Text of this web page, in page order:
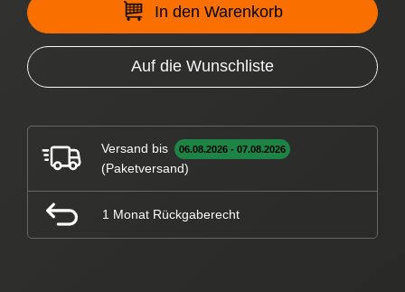
In den Warenkorb
Auf die Wunschliste
Versand bis 06.08.2026 - 07.08.2026
(Paketversand)
1 Monat Rückgaberecht